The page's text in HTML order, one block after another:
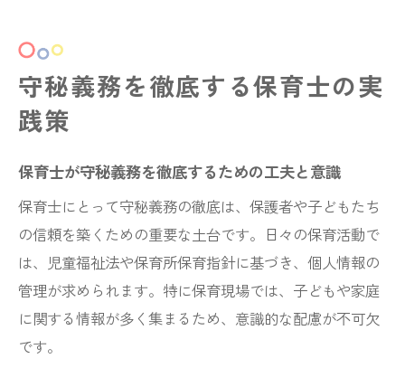
守秘義務を徹底する保育士の実
践策
保育士が守秘義務を徹底するための工夫と意識
保育士にとって守秘義務の徹底は、保護者や子どもたち
の信頼を築くための重要な土台です。日々の保育活動で
は、児童福祉法や保育所保育指針に基づき、個人情報の
管理が求められます。特に保育現場では、子どもや家庭
に関する情報が多く集まるため、意識的な配慮が不可欠
です。